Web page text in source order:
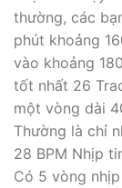
thường, các
phút khoảng
vào khoảng
tốt nhất 26
một vòng dài
Thường là chỉ
28 BPM Nhịp
Có 5 vòng